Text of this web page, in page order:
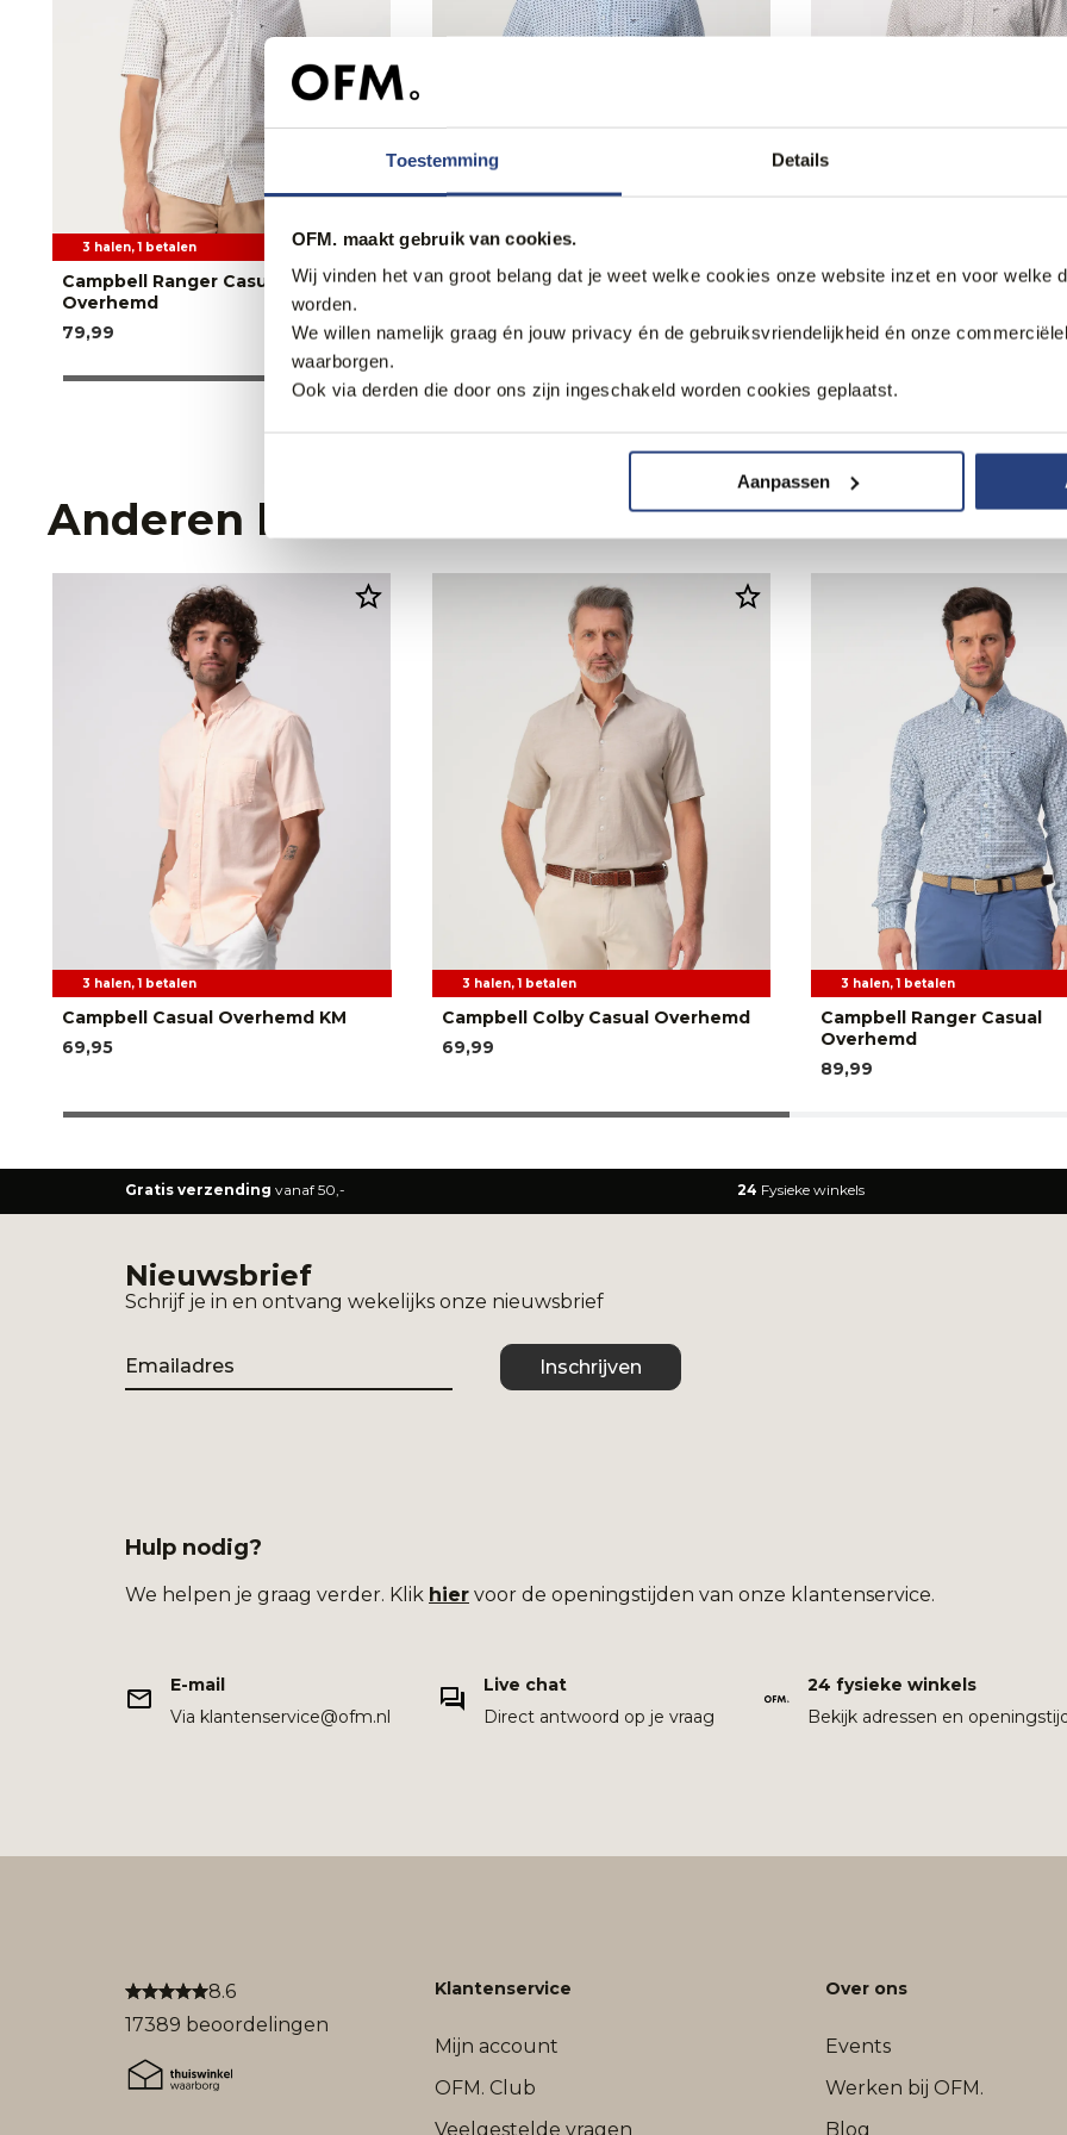
Toestemming Details
OFM. maakt gebruik van cookies.
Wij vinden het van groot belang dat je weet welke cookies onze website inzet en voor welke
worden.
We willen namelijk graag én jouw privacy én de gebruiksvriendelijkheid én onze
waarborgen.
Ook via derden die door ons zijn ingeschakeld worden cookies geplaatst.
Aanpassen
3 halen, 1 betalen
Campbell Ranger Casual
Overhemd
79,99
3 halen, 1 betalen
Campbell Ranger Casual
79,99
Campbell Casual
Anderen bekeken ook
3 halen, 1 betalen
Campbell Casual Overhemd KM
69,95
3 halen, 1 betalen
Campbell Colby Casual Overhemd
69,99
3 halen, 1 betalen
Campbell Ranger Casual
Overhemd
89,99
Gratis verzending vanaf 50,- 24 Fysieke winkels
Nieuwsbrief
Schrijf je in en ontvang wekelijks onze nieuwsbrief
Email
Inschrijven
Hulp nodig?
We helpen je graag verder. Klik hier voor de openingstijden van onze klantenservice.
E-mail
Via klantenservice@ofm.nl
Live chat
Direct antwoord op je vraag
24 fysieke winkels
Bekijk adressen en
8.6
17389 beoordelingen
Klantenservice
Mijn account
OFM. Club
Veelgestelde vragen
Over ons
Events
Werken bij OFM.
Blog